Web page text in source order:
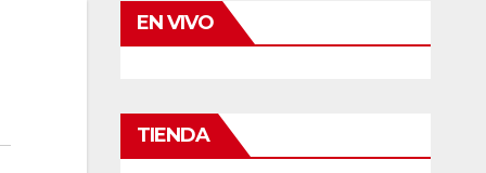
EN VIVO
TIENDA